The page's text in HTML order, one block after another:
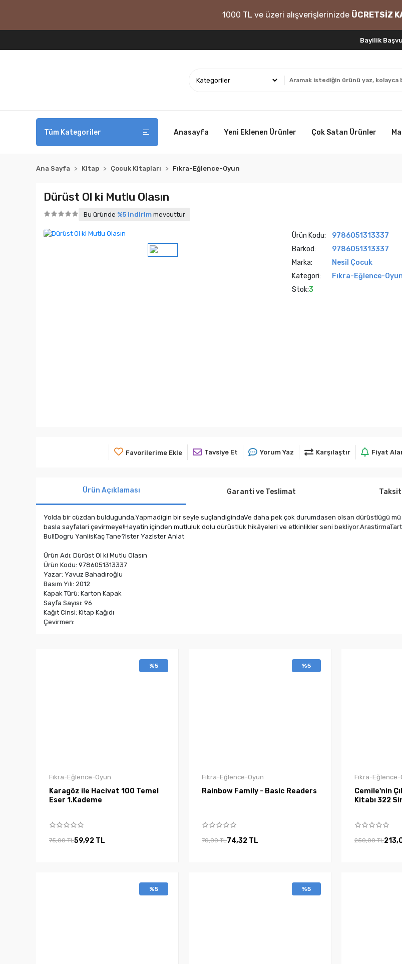
1000 TL ve üzeri alışverişlerinizde ÜCRETSİZ
Bayilik
Tüm Kategoriler Anasayfa Yeni Eklenen Ürünler Çok Satan Ürünler
Ana Sayfa Kitap Çocuk Kitapları Fıkra-Eğlence-Oyun
Dürüst Ol ki Mutlu Olasın
Bu üründe %5 indirim mevcuttur
Ürün Kodu:
9786051313337
Barkod:
9786051313337
Marka:
Nesil Çocuk
Kategori:
Fıkra-Eğlence-Oyun
Stok:3
Favorilerime Ekle Tavsiye Et Yorum Yaz Karşılaştır Fiyat
Ürün Açıklaması Garanti ve Teslimat
Yolda bir cüzdan buldugunda,Yapmadigin bir seyle suçlandigindaVe daha pek çok durumdasen olsan dürüstlügü
basla sayfalari çevirmeye!Hayatin içinden mutluluk dolu dürüstlük hikâyeleri ve etkinlikler seni
Bul!Dogru YanlisKaç Tane?Ister YazIster Anlat
Ürün Adı: Dürüst Ol ki Mutlu Olasın
Ürün Kodu: 9786051313337
Yazar: Yavuz Bahadıroğlu
Basım Yılı: 2012
Kapak Türü: Karton Kapak
Sayfa Sayısı: 96
Kağıt Cinsi: Kitap Kağıdı
Çevirmen:
%5
Fıkra-Eğlence-Oyun
Karagöz ile Hacivat 100 Temel
Eser 1.Kademe
75,00 TL59,92 TL
%5
Fıkra-Eğlence-Oyun
Rainbow Family - Basic Readers
70,00 TL74,32 TL
Fıkra-Eğlence-
Cemile'nin
Kitabı 322
250,00 TL
%5 %5